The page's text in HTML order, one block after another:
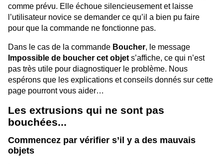
comme prévu. Elle échoue silencieusement et laisse
l’utilisateur novice se demander ce qu’il a bien pu faire
pour que la commande ne fonctionne pas.
Dans le cas de la commande Boucher, le message
Impossible de boucher cet objet s’affiche, ce qui n’est
pas très utile pour diagnostiquer le problème. Nous
espérons que les explications et conseils donnés sur cette
page pourront vous aider…
Les extrusions qui ne sont pas
bouchées...
Commencez par vérifier s’il y a des mauvais
objets